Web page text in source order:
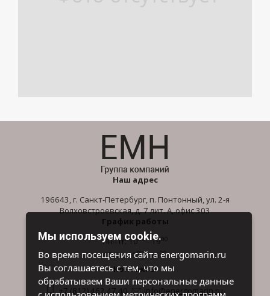
Наш адрес
196643, г. Санкт-Петербург, п. Понтонный, ул. 2-я
Волховстроевская, д. 7 лит. А, офис 303
График работы
Пн-Пт: 1000- 1900
Сб-Вс: 1000- 1600
Контакты
+7 (812) 462 47 40 info@energomarin.ru
Мы используем cookie.
Во время посещения сайта energomarin.ru
Вы соглашаетесь с тем, что мы
обрабатываем Ваши персональные данные